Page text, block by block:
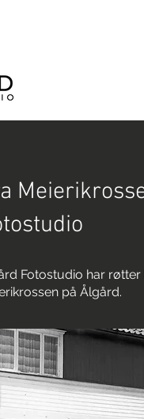
Fotostudio har røtter
på Ålgård.